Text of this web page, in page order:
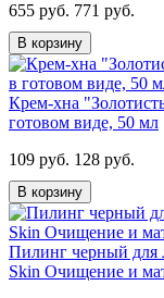
655 руб. 771 руб.
В корзину
Крем-хна
готовом виде, 50 мл
109 руб. 128 руб.
В корзину
Пилинг черный для
Skin Очищение и